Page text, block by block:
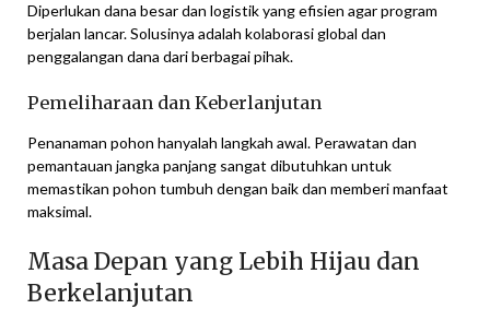
Diperlukan dana besar dan logistik yang efisien agar program
berjalan lancar. Solusinya adalah kolaborasi global dan
penggalangan dana dari berbagai pihak.
Pemeliharaan dan Keberlanjutan
Penanaman pohon hanyalah langkah awal. Perawatan dan
pemantauan jangka panjang sangat dibutuhkan untuk
memastikan pohon tumbuh dengan baik dan memberi manfaat
maksimal.
Masa Depan yang Lebih Hijau dan
Berkelanjutan